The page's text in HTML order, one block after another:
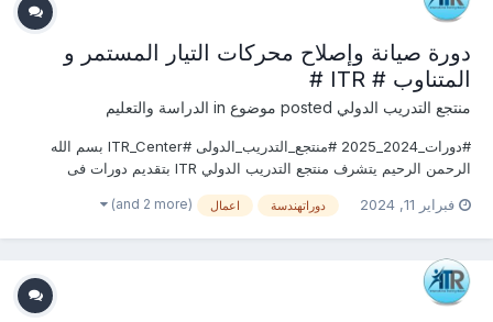
دورة صيانة وإصلاح محركات التيار المستمر و
المتناوب # ITR #
منتجع التدريب الدولي الدراسة والتعليم
#دورات_2024_2025 #منتجع_التدريب_الدولى #ITR_Center بسم الله
الرحمن الرحيم يتشرف منتجع التدريب الدولي ITR بتقديم دورات فى
2025 يمكنكم التسجيل او الاستفسارعلى الدورة الان ............................
فبراير 11, 2024 دوراتهندسة اعمال (and 2 more)